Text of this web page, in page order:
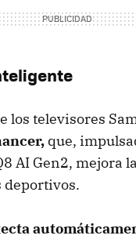
los televisores
que,
AI Gen2, mejora
deportivos.